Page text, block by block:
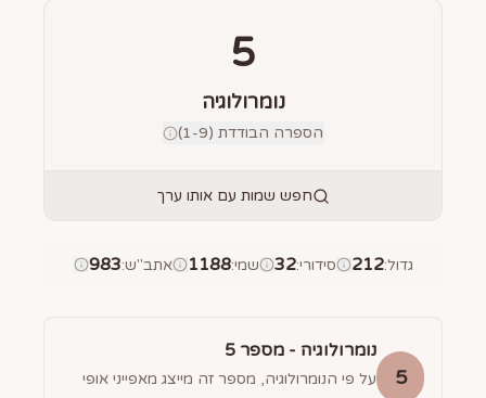
5
נומרולוגיה
הספרה הבודדת (1-9)
חפש שמות עם אותו ערך
גדול:
212 סידורי:
32 שמי:
1188 אתב"ש:
983
5
נומרולוגיה - מספר 5
על פי הנומרולוגיה, מספר זה מייצג מאפייני אופי